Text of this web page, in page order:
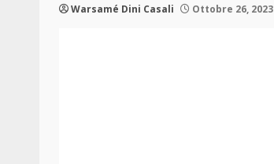
Warsamé Dini Casali Ottobre 26, 2023